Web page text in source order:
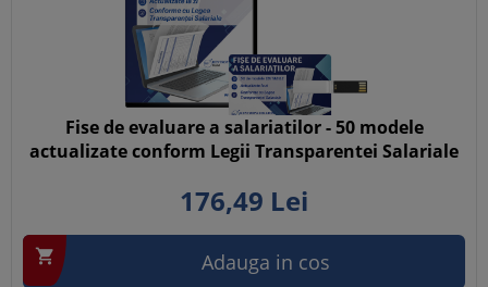
Fise de evaluare a salariatilor - 50 modele
actualizate conform Legii Transparentei Salariale
176,49 Lei
 Adauga in cos